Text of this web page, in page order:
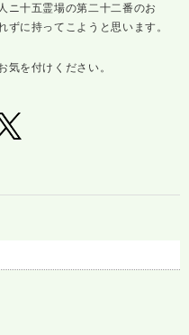
ニ十五霊場の第二十二番のお
に持ってこようと思います。
を付けください。